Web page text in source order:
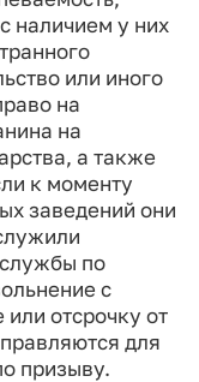
наличием у них
или иного
на
на
а также
к моменту
заведений они
по
с
отсрочку от
для
призыву.